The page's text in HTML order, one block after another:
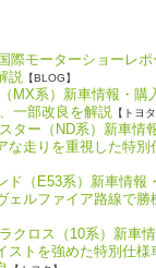
際モーターショーレ
説 【BLOG】
（MX系）新車情報・
一部改良を解説 【トヨタ
ター（ND系）新車
な走りを重視した特
ド（E53系）新車情
ェルファイア路線で勝
クロス（10系）新車
ストを強めた特別仕様